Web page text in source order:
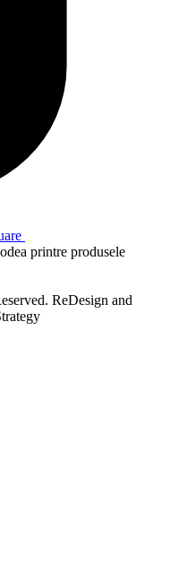
printre produsele
ReDesign and